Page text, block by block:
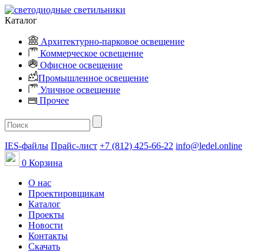
Каталог
Архитектурно-парковое освещение
Коммерческое освещение
Офисное освещение
Промышленное освещение
Уличное освещение
Прочее
IES-файлы Прайс-лист +7 (812) 425-66-22 info@ledel.online
0 Корзина
О нас
Проектировщикам
Каталог
Проекты
Новости
Контакты
Скачать